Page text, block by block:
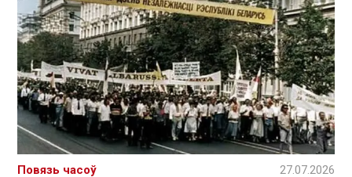
Повязь часоў 27.07.2026